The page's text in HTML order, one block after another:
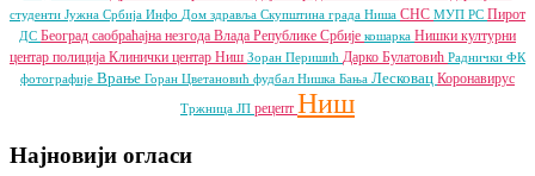
студенти Јужна Србија Инфо Дом здравља Скупштина града Ниша СНС МУП РС Пирот
ДС Београд саобраћајна незгода Влада Републике Србије кошарка Нишки културни
центар полиција Клинички центар Ниш Зоран Перишић Дарко Булатовић Раднички ФК
фотографије Врање Горан Цветановић фудбал Нишка Бања Лесковац Коронавирус
Тржница ЈП рецепт Ниш
Најновији огласи